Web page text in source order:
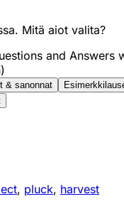
Mitä aiot valita?
and Answers
& sanonnat
, pluck, harvest